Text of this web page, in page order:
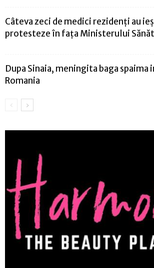
Câteva zeci de medici rezidenţi au
protesteze în faţa Ministerului
Dupa Sinaia, meningita baga spaima
Romania